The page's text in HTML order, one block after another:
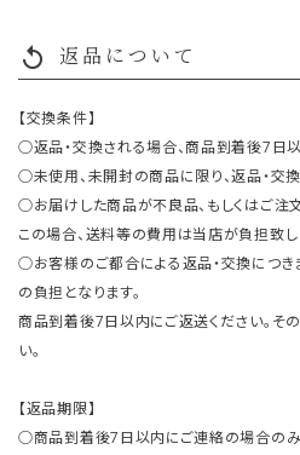
replay 返品について
【交換条件】
○返品・交換される場合、商品到着後7日
○未使用、未開封の商品に限り、返品・交換
○お届けした商品が不良品、もしくはご注
この場合、送料等の費用は当店が負担致し
○お客様のご都合による返品・交換につき
の負担となります。
商品到着後7日以内にご返送ください。そ
い。
【返品期限】
○商品到着後7日以内にご連絡の場合のみ